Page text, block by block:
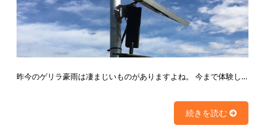
昨今のゲリラ豪雨は凄まじいものがありますよね。 今まで体験し…
続きを読む